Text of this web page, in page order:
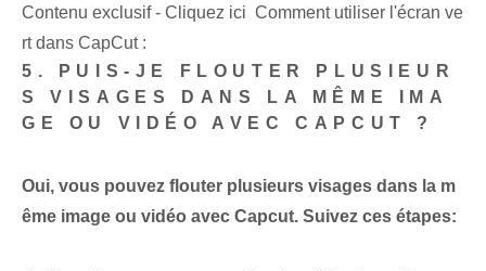
Contenu exclusif - Cliquez ici Comment utiliser l'écran ve
rt dans CapCut :
5. PUIS-JE FLOUTER PLUSIEUR
S VISAGES DANS LA MÊME IMA
GE OU VIDÉO AVEC CAPCUT ?
Oui, vous pouvez flouter plusieurs visages dans la m
ême image ou vidéo avec Capcut. Suivez ces étapes: